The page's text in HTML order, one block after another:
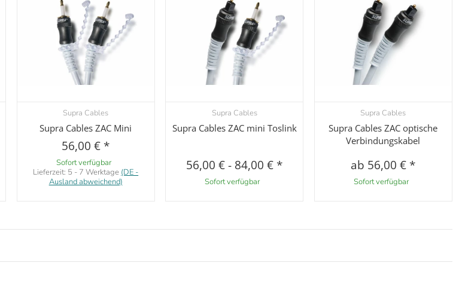
Vorschau
Supra Cables
Supra Cables ZAC Mini
56,00 € *
Sofort verfügbar
Lieferzeit: 5 - 7 Werktage (DE -
Ausland abweichend)
Vorschau
Supra Cables
Supra Cables ZAC mini Toslink
56,00 €- 84,00 € *
Sofort verfügbar
Vorschau
Supra Cables
Supra Cables ZAC optische
Verbindungskabel
ab 56,00 € *
Sofort verfügbar